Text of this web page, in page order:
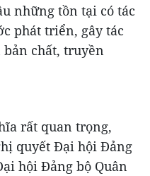
những tồn tại có tác
phát triển, gây tác
chất, truyền
rất quan trọng,
quyết Đại hội Đảng
hội Đảng bộ Quân